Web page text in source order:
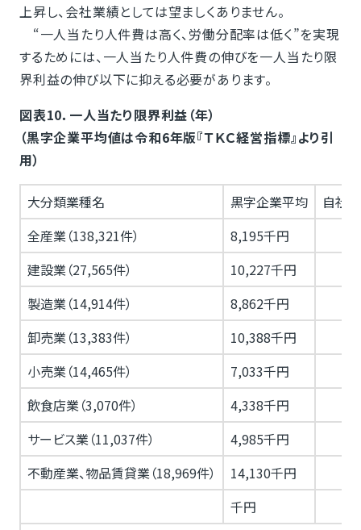
上昇し、会社業績としては望ましくありません。
“一人当たり人件費は高く、労働分配率は低く”を実現
するためには、一人当たり人件費の伸びを一人当たり限
界利益の伸び以下に抑える必要があります。
図表10．一人当たり限界利益（年）
（黒字企業平均値は令和6年版『ＴＫＣ経営指標』より引
用）
大分類業種名 黒字企業平均
自社
全産業（138,321件）
8,195千円
建設業（27,565件）
10,227千円
製造業（14,914件）
8,862千円
卸売業（13,383件）
10,388千円
小売業（14,465件）
7,033千円
飲食店業（3,070件）
4,338千円
サービス業（11,037件）
4,985千円
不動産業、物品賃貸業（18,969件）
14,130千円
千円